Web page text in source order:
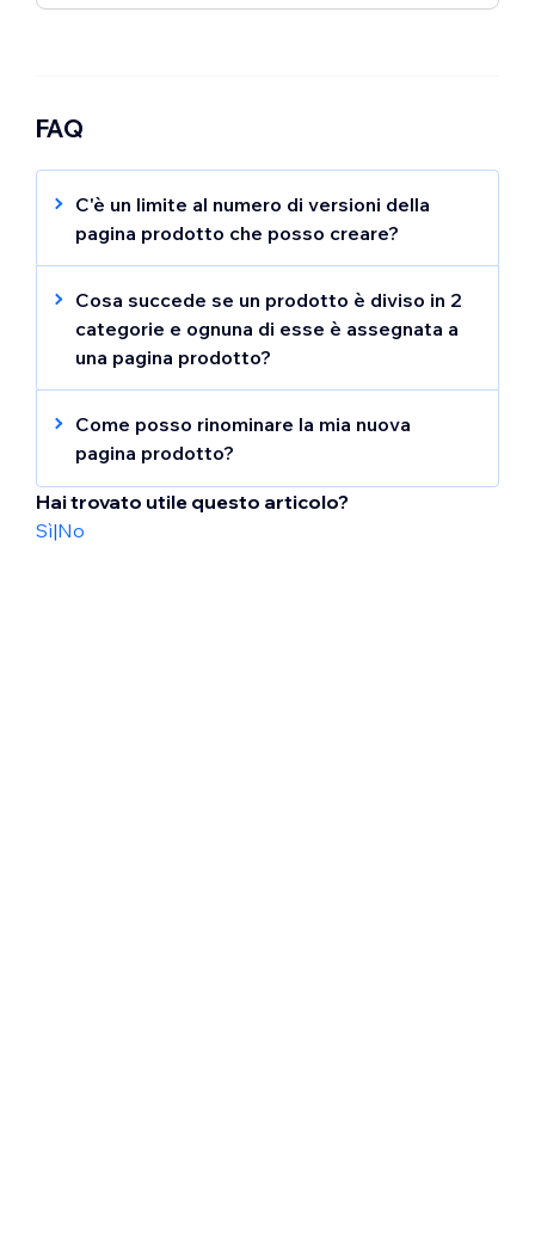
FAQ
C'è un limite al numero di versioni della
pagina prodotto che posso creare?
Il pacchetto Premium del tuo sito determina
quante versioni aggiuntive della pagina
prodotto puoi creare.
Cosa succede se un prodotto è diviso in 2
categorie e ognuna di esse è assegnata a
una pagina prodotto?
Se lo stesso prodotto è incluso in 2 delle tue
categorie e hai assegnato una categoria, ad
esempio, alla pagina prodotto originale e
l'altra categoria a una nuova versione della
pagina prodotto, il prodotto viene
visualizzato nella versione originale.
Come posso rinominare la mia nuova
pagina prodotto?
Clicca suPagine
sul lato sinistro
Hai trovato utile questo articolo?
Sì|No